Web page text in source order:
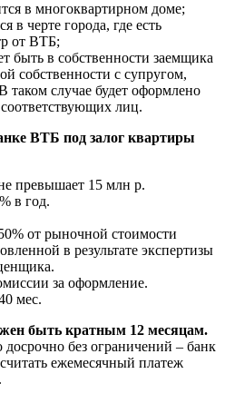
в многоквартирном доме;
в черте города, где есть
от ВТБ;
быть в собственности заемщика
собственности с супругом,
таком случае будет оформлено
лиц.
ВТБ под залог квартиры
превышает 15 млн р.
в год.
от рыночной стоимости
в результате экспертизы
за оформление.
мес.
быть кратным 12 месяцам.
без ограничений – банк
ежемесячный платеж